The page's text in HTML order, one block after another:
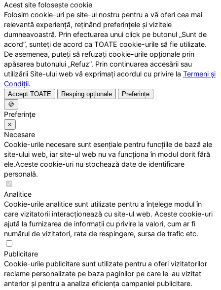
Acest site folosește cookie
Folosim cookie-uri pe site-ul nostru pentru a vă oferi cea mai
relevantă experiență, reținând preferințele și vizitele
dumneavoastră. Prin efectuarea unui click pe butonul „Sunt de
acord”, sunteți de acord ca TOATE cookie-urile să fie utilizate.
De asemenea, puteți să refuzați cookie-urile opționale prin
apăsarea butonului „Refuz”. Prin continuarea accesării sau
utilizării Site-ului web vă exprimați acordul cu privire la Termeni și
Condiții.
Accept TOATE Resping opționale
Preferințe
🍪
Preferințe
×
Necesare
Cookie-urile necesare sunt esențiale pentru funcțiile de bază ale
site-ului web, iar site-ul web nu va funcționa în modul dorit fără
ele.Aceste cookie-uri nu stochează date de identificare
personală.
Analitice
Cookie-urile analitice sunt utilizate pentru a înțelege modul în
care vizitatorii interacționează cu site-ul web. Aceste cookie-uri
ajută la furnizarea de informații cu privire la valori, cum ar fi
numărul de vizitatori, rata de respingere, sursa de trafic etc.
Publicitare
Cookie-urile publicitare sunt utilizate pentru a oferi vizitatorilor
reclame personalizate pe baza paginilor pe care le-au vizitat
anterior și pentru a analiza eficiența campaniei publicitare.